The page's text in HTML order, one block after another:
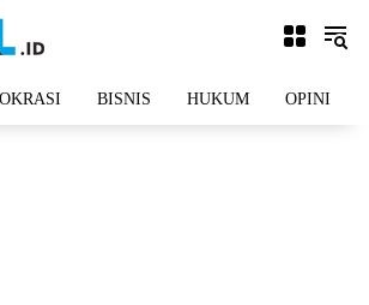
BISNIS HUKUM OPINI